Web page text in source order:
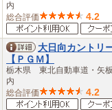
内
総合評価
4.2
大日向カントリ
【ＰＧＭ】
栃木県 東北自動車道・矢
内
総合評価
4.2